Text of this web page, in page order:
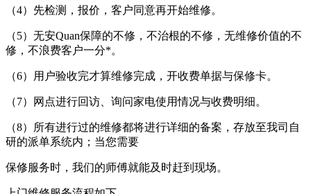
（4）先检测，报价，客户同意再开始维修。
（5）无安Quan保障的不修，不治根的不修，无维修价值的不
修，不浪费客户一分*。
（6）用户验收完才算维修完成，开收费单据与保修卡。
（7）网点进行回访、询问家电使用情况与收费明细。
（8）所有进行过的维修都将进行详细的备案，存放至我司自
研的派单系统内；当您需要
保修服务时，我们的师傅就能及时赶到现场。